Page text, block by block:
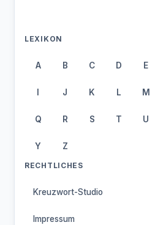
LEXIKON
A B C D E
I J K L M
Q R S T U
Y Z
RECHTLICHES
Kreuzwort-Studio
Impressum